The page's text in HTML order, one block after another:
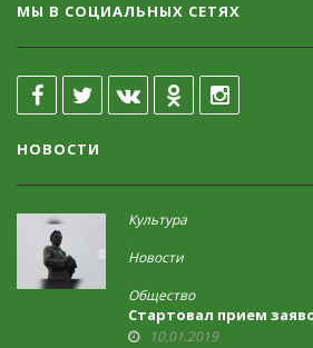
МЫ В СОЦИАЛЬНЫХ СЕТЯХ
НОВОСТИ
Культура
,
Новости
,
Общество
Стартовал прием
10.01.2019